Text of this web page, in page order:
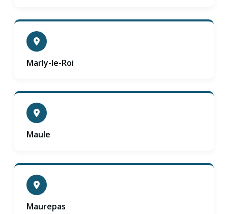
Marly-le-Roi
Maule
Maurepas